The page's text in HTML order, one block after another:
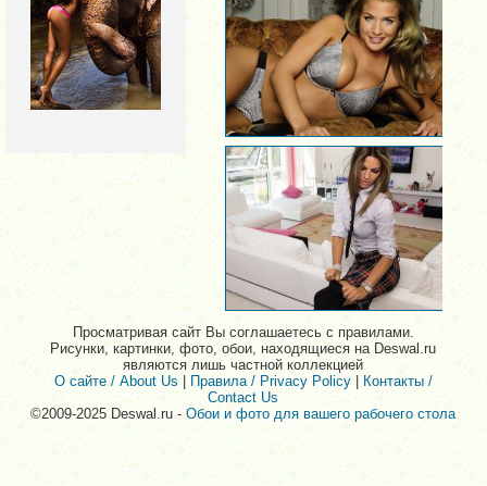
Просматривая сайт Вы соглашаетесь с правилами.
Рисунки, картинки, фото, обои, находящиеся на Deswal.ru
являются лишь частной коллекцией
О сайте / About Us
Правила / Privacy Policy|Контакты /
Contact Us
©2009-2025 Deswal.ru -Обои и фото для вашего рабочего стола